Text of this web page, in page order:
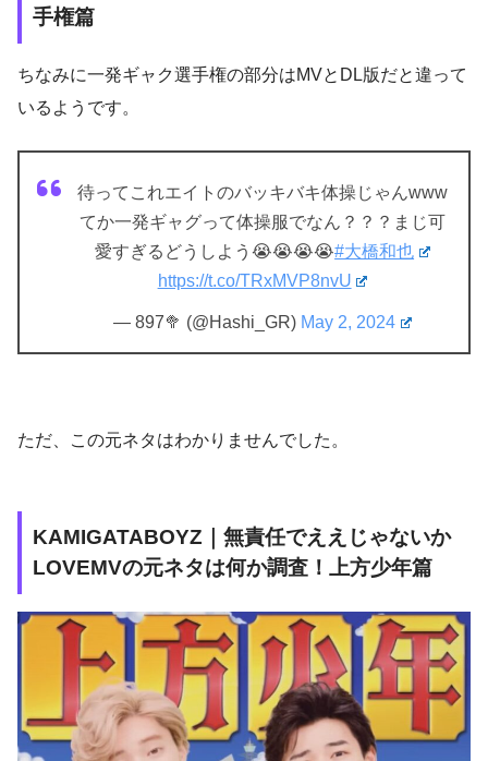
手権篇
ちなみに一発ギャク選手権の部分はMVとDL版だと違って
いるようです。
待ってこれエイトのバッキバキ体操じゃんwww
てか一発ギャグって体操服でなん？？？まじ可
愛すぎるどうしよう😭😭😭😭#大橋和也
https://t.co/TRxMVP8nvU
— 897🥦 (@Hashi_GR) May 2, 2024
ただ、この元ネタはわかりませんでした。
KAMIGATABOYZ｜無責任でええじゃないか
LOVEMVの元ネタは何か調査！上方少年篇